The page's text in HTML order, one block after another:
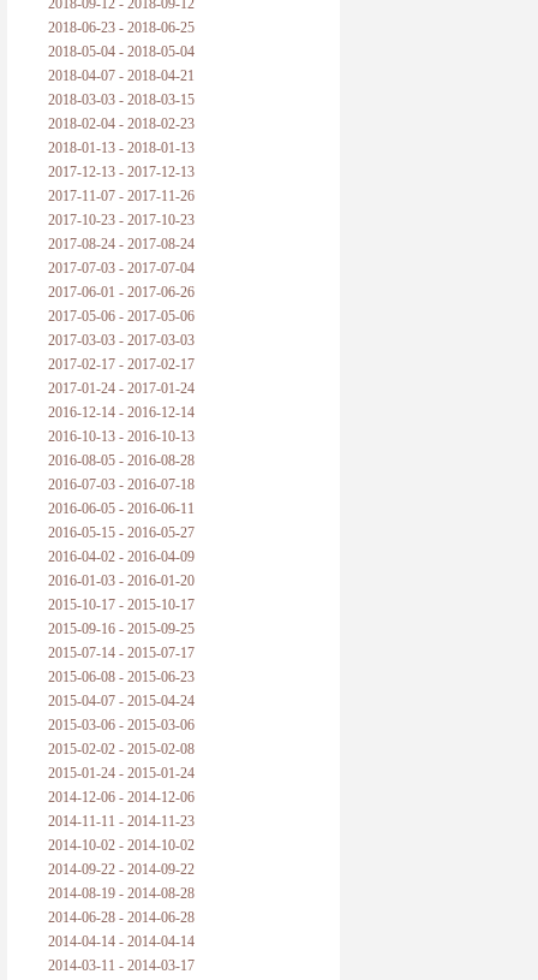
2018-09-12 - 2018-09-12
2018-06-23 - 2018-06-25
2018-05-04 - 2018-05-04
2018-04-07 - 2018-04-21
2018-03-03 - 2018-03-15
2018-02-04 - 2018-02-23
2018-01-13 - 2018-01-13
2017-12-13 - 2017-12-13
2017-11-07 - 2017-11-26
2017-10-23 - 2017-10-23
2017-08-24 - 2017-08-24
2017-07-03 - 2017-07-04
2017-06-01 - 2017-06-26
2017-05-06 - 2017-05-06
2017-03-03 - 2017-03-03
2017-02-17 - 2017-02-17
2017-01-24 - 2017-01-24
2016-12-14 - 2016-12-14
2016-10-13 - 2016-10-13
2016-08-05 - 2016-08-28
2016-07-03 - 2016-07-18
2016-06-05 - 2016-06-11
2016-05-15 - 2016-05-27
2016-04-02 - 2016-04-09
2016-01-03 - 2016-01-20
2015-10-17 - 2015-10-17
2015-09-16 - 2015-09-25
2015-07-14 - 2015-07-17
2015-06-08 - 2015-06-23
2015-04-07 - 2015-04-24
2015-03-06 - 2015-03-06
2015-02-02 - 2015-02-08
2015-01-24 - 2015-01-24
2014-12-06 - 2014-12-06
2014-11-11 - 2014-11-23
2014-10-02 - 2014-10-02
2014-09-22 - 2014-09-22
2014-08-19 - 2014-08-28
2014-06-28 - 2014-06-28
2014-04-14 - 2014-04-14
2014-03-11 - 2014-03-17